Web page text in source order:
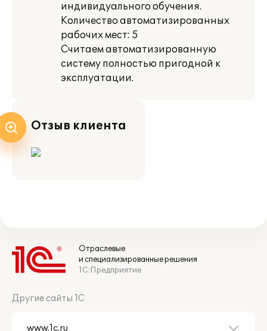
индивидуального обучения.
Количество автоматизированных
рабочих мест: 5
Считаем автоматизированную
систему полностью пригодной к
эксплуатации.
Отзыв клиента
Отраслевые
и специализированные решения
1С:Предприятие
Другие сайты 1С